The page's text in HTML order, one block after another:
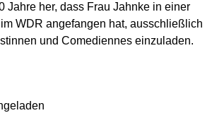
Jahre her, dass Frau Jahnke in einer
WDR angefangen hat, ausschließlich
und Comediennes einzuladen.